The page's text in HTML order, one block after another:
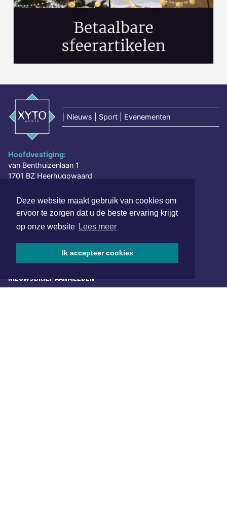
Deze website maakt gebruik van cookies om
ervoor te zorgen dat u de beste ervaring krijgt
op onze website Lees meer
Ik accepteer cookies
Nieuws | Sport | Evenementen
Hoofdvestiging:
van Benthuizenlaan 1
1701 BZ Heerhugowaard
www.xyto.nl
NIEUWSBRIEF AANMELDEN